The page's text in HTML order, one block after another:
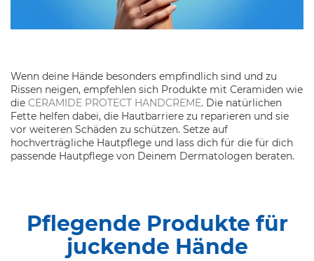
Wenn deine Hände besonders empfindlich sind und zu
Rissen neigen, empfehlen sich Produkte mit Ceramiden wie
die CERAMIDE PROTECT HANDCREME. Die natürlichen
Fette helfen dabei, die Hautbarriere zu reparieren und sie
vor weiteren Schäden zu schützen. Setze auf
hochverträgliche Hautpflege und lass dich für die für dich
passende Hautpflege von Deinem Dermatologen beraten.
Pflegende Produkte für
juckende Hände